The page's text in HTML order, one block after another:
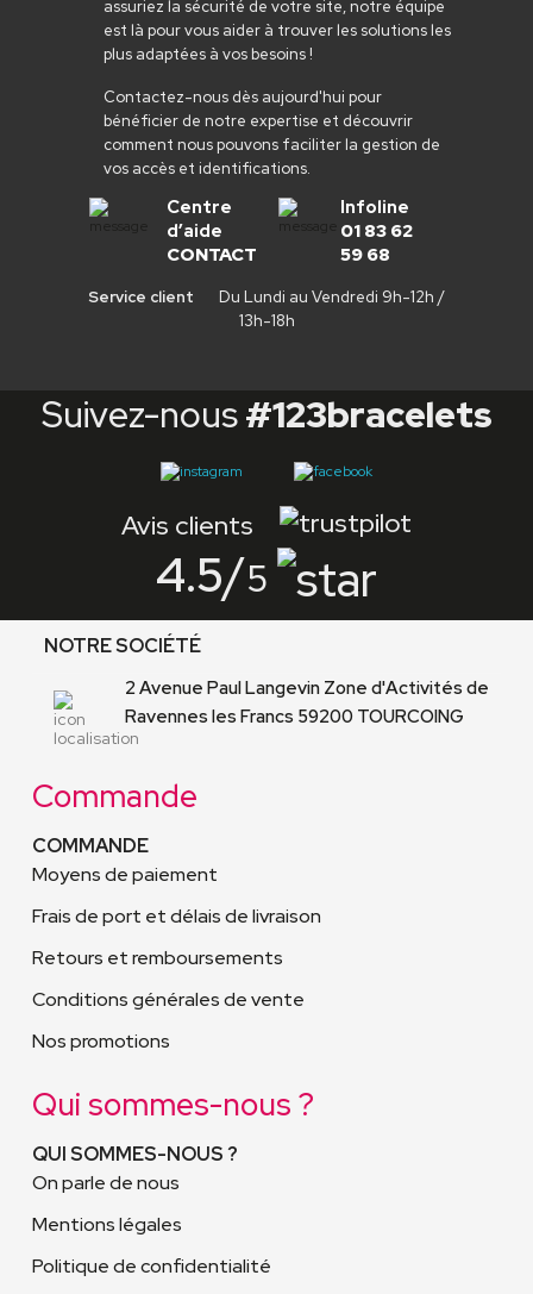
assuriez la sécurité de votre site, notre équipe
est là pour vous aider à trouver les solutions les
plus adaptées à vos besoins !
Contactez-nous dès aujourd'hui pour
bénéficier de notre expertise et découvrir
comment nous pouvons faciliter la gestion de
vos accès et identifications.
Centre
d’aide
CONTACT
Infoline
01 83 62
59 68
Service client
Du Lundi au Vendredi 9h-12h /
13h-18h
Suivez-nous#123bracelets
Avis clients
4.5/5
NOTRE SOCIÉTÉ
2 Avenue Paul Langevin Zone d'Activités de
Ravennes les Francs 59200 TOURCOING
Commande
COMMANDE
Conditions générales de vente
Moyens de paiement
Frais de port et délais de livraison
Retours et remboursements
Nos promotions
Qui sommes-nous ?
QUI SOMMES-NOUS ?
Mentions légales
Politique de confidentialité
On parle de nous